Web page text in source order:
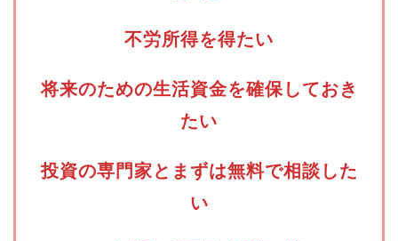
不労所得を得たい
将来のための生活資金を確保しておき
たい
投資の専門家とまずは無料で相談した
い